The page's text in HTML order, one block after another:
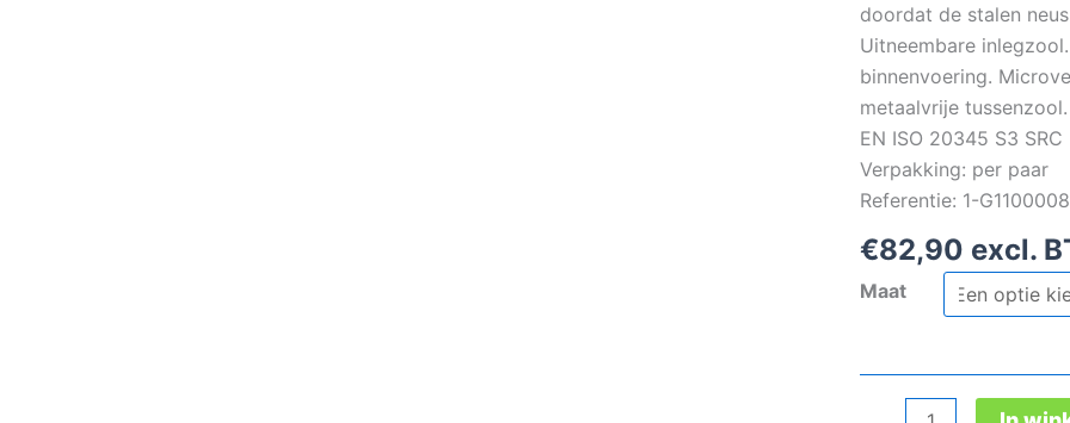
doordat de stalen
Uitneembare
binnenvoering.
metaalvrije
EN ISO 20345 S3 SRC
Verpakking: per paar
Referentie: 1-
€82,90 excl.
Maat
Garsport